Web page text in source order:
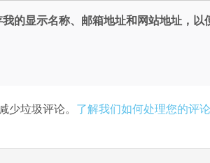
的显示名称、邮箱地址和网站地址，以
少垃圾评论。 了解我们如何处理您的评